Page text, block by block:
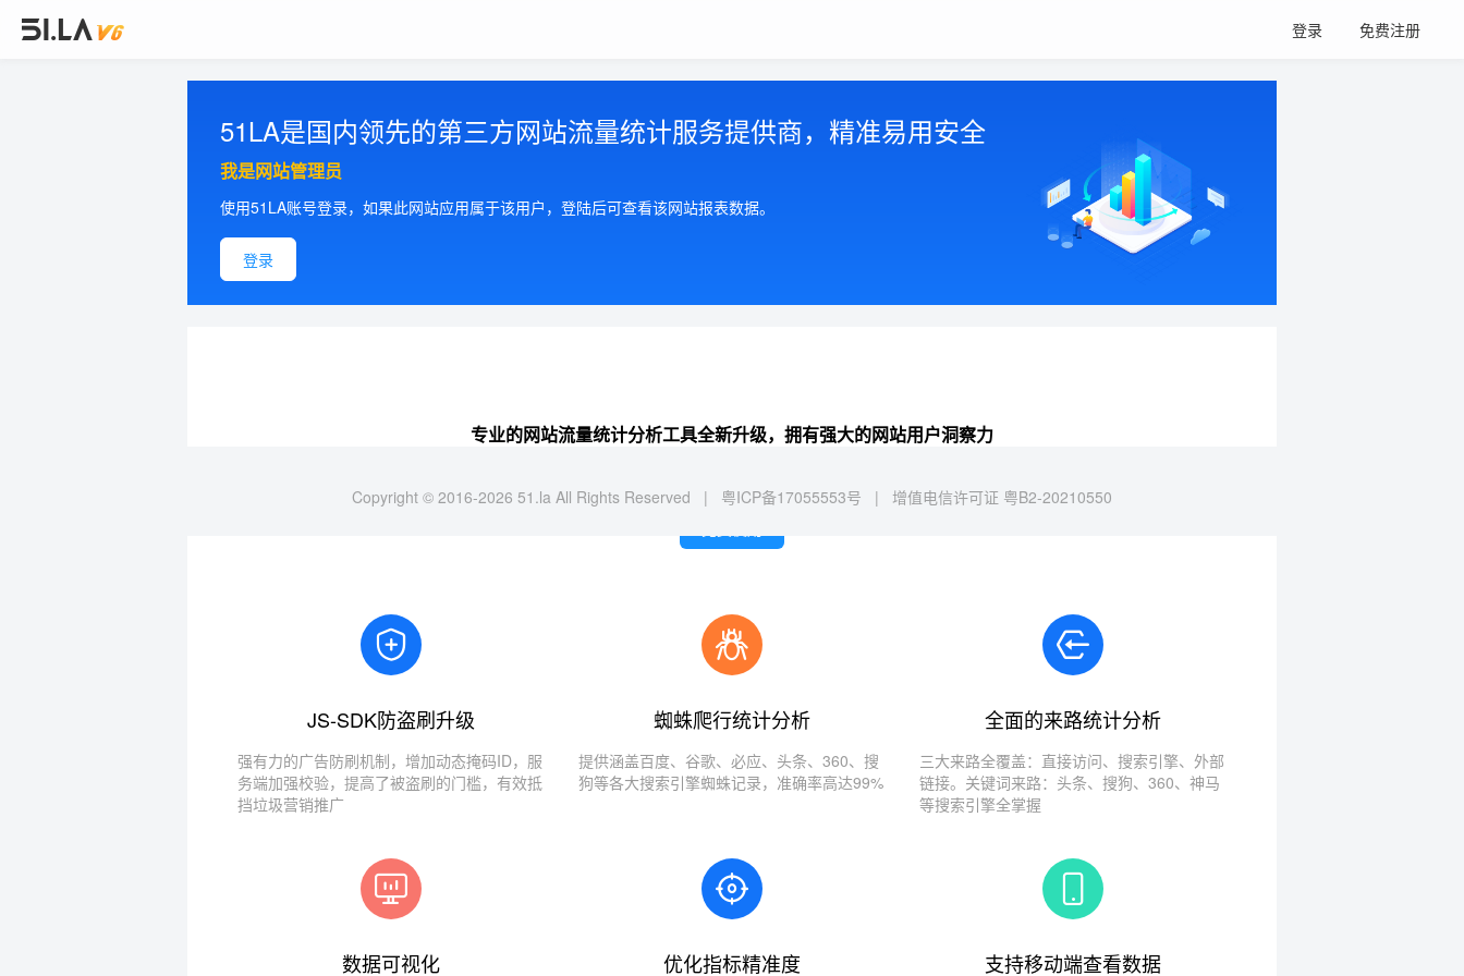
登录 免费注册
51LA是国内领先的第三方网站流量统计服务提供商，精准易用安全
我是网站管理员
使用51LA账号登录，如果此网站应用属于该用户，登陆后可查看该网站报表数据。
登录
专业的网站流量统计分析工具全新升级，拥有强大的网站用户洞察力
JS-SDK防盗刷升级
强有力的广告防刷机制，增加动态掩码ID，服
务端加强校验，提高了被盗刷的门槛，有效抵
挡垃圾营销推广
蜘蛛爬行统计分析
提供涵盖百度、谷歌、必应、头条、360、搜
狗等各大搜索引擎蜘蛛记录，准确率高达99%
全面的来路统计分析
三大来路全覆盖：直接访问、搜索引擎、外部
链接。关键词来路：头条、搜狗、360、神马
等搜索引擎全掌握
数据可视化 优化指标精准度 支持移动端查看数据
Copyright © 2016-2026 51.la All Rights Reserved | 粤ICP备17055553号 | 增值电信许可证 粤B2-20210550